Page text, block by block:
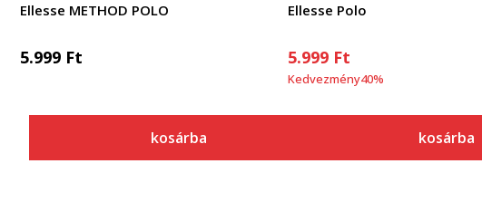
Ellesse METHOD POLO
5.999 Ft
kosárba
Ellesse Polo
5.999 Ft
Kedvezmény40%
kosárba